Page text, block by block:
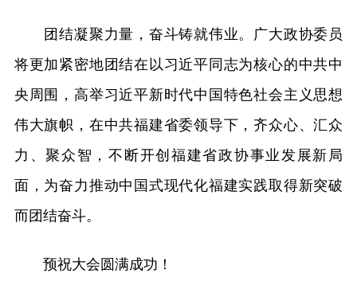
团结凝聚力量，奋斗铸就伟业。广大政协委员
将更加紧密地团结在以习近平同志为核心的中共中
央周围，高举习近平新时代中国特色社会主义思想
伟大旗帜，在中共福建省委领导下，齐众心、汇众
力、聚众智，不断开创福建省政协事业发展新局
面，为奋力推动中国式现代化福建实践取得新突破
而团结奋斗。
预祝大会圆满成功！